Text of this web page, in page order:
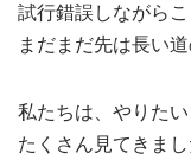
試行錯誤しながら
まだまだ先は長い
私たちは、やりた
たくさん見てきまし